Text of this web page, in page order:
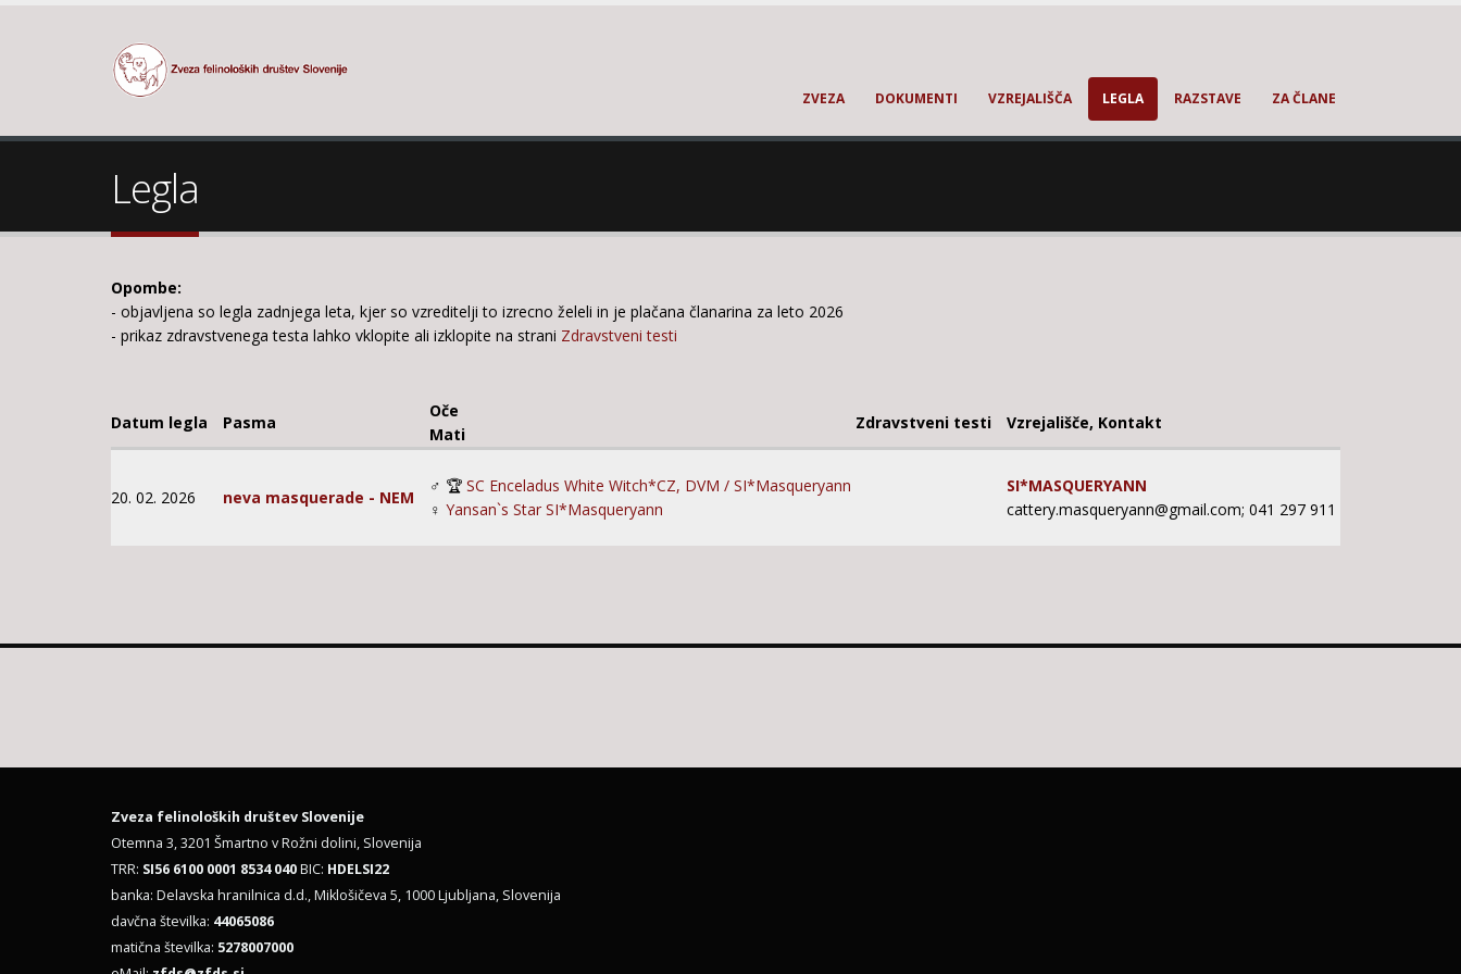
ZVEZA DOKUMENTI VZREJALIŠČA LEGLA RAZSTAVE ZA ČLANE
Legla
Opombe:
- objavljena so legla zadnjega leta, kjer so vzreditelji to izrecno želeli in je plačana članarina za leto 2026
- prikaz zdravstvenega testa lahko vklopite ali izklopite na strani Zdravstveni testi
Datum legla Pasma
Oče
Mati
Zdravstveni testi Vzrejališče, Kontakt
20. 02. 2026 neva masquerade - NEM
♂ 🏆 SC Enceladus White Witch*CZ, DVM / SI*Masqueryann
♀ Yansan`s Star SI*Masqueryann
SI*MASQUERYANN
cattery.masqueryann@gmail.com; 041 297 911
Zveza felinoloških društev Slovenije
Otemna 3, 3201 Šmartno v Rožni dolini, Slovenija
TRR: SI56 6100 0001 8534 040BIC: HDELSI22
banka: Delavska hranilnica d.d., Miklošičeva 5, 1000 Ljubljana, Slovenija
davčna številka: 44065086
matična številka: 5278007000